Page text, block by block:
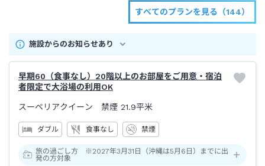
すべてのプランを見る（144）
施設からのお知らせあり
早期60（食事なし）20階以上のお部屋をご用意・宿泊
者限定で大浴場の利用OK
スーペリアクイーン 禁煙 21.9平米
ダブル 食事なし 禁煙
旅の過ごし方 ※2027年3月31日（沖縄は5月6日）までに出
発の方対象